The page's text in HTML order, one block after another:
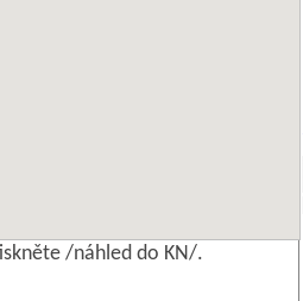
/náhled do KN/.